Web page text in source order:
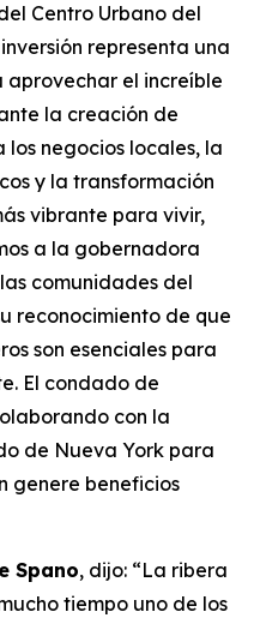
Centro Urbano del
representa una
el increíble
la creación de
los negocios locales, la
y la transformación
vibrante para vivir,
a la gobernadora
comunidades del
reconocimiento de que
son esenciales para
El condado de
con la
de Nueva York para
genere beneficios
Spano, dijo: “La ribera
tiempo uno de los